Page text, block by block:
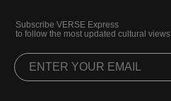
Subscribe VERSE Express
to follow the most updated cultural views.